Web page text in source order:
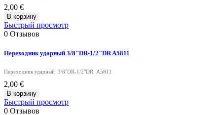
2,00 €
В корзину
Быстрый просмотр
0 Отзывов
Переходник ударный 3/8"DR-1/2"DR A5811
Переходник ударный 3/8"DR-1/2"DR A5811
2,00 €
В корзину
Быстрый просмотр
0 Отзывов